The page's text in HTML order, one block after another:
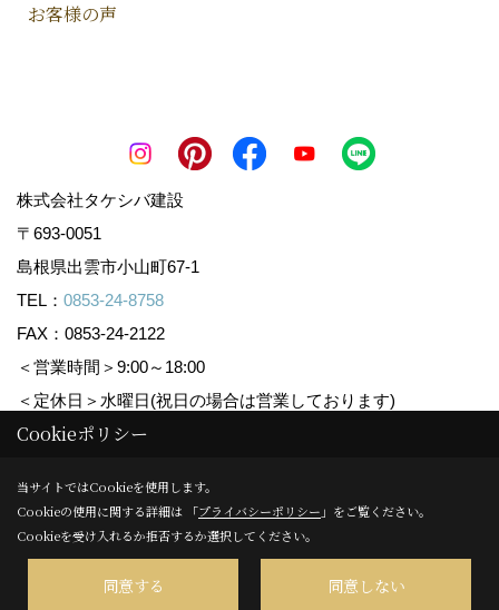
お客様の声
株式会社タケシバ建設
〒693-0051
島根県出雲市小山町67-1
TEL： 0853-24-8758
FAX：0853-24-2122
＜営業時間＞9:00～18:00
＜定休日＞水曜日(祝日の場合は営業しております)
Copyright (c) Takeshiba.co,.Ltd. All Rights Reserved.
Produced byゴデスクリエイト
Cookieポリシー
当サイトではCookieを使用します。
Cookieの使用に関する詳細は 「プライバシーポリシー 」をご覧ください。
Cookieを受け入れるか拒否するか選択してください。
同意する 同意しない